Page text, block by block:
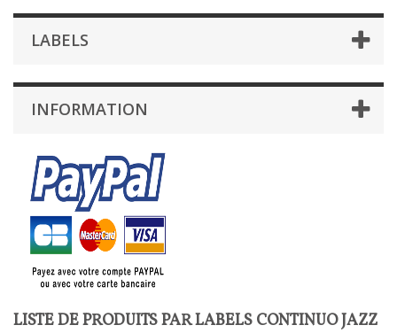
LABELS
INFORMATION
LISTE DE PRODUITS PAR LABELS CONTINUO JAZZ